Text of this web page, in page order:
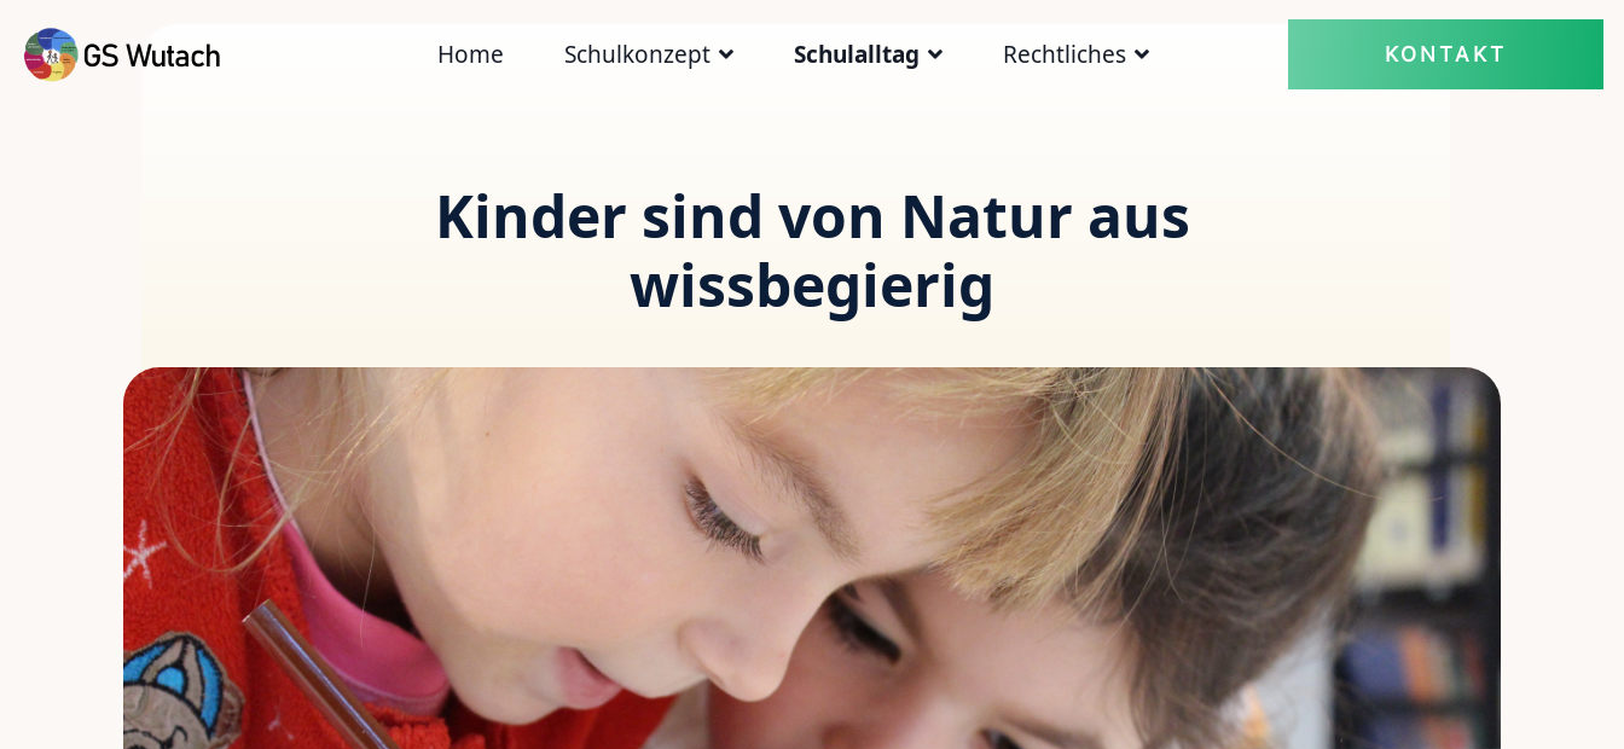
KONTAKT
Home Schulkonzept Schulalltag Rechtliches
Kinder sind von Natur aus
wissbegierig